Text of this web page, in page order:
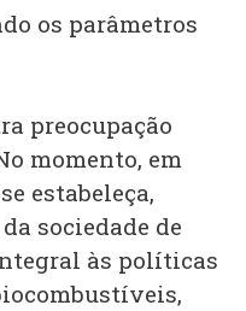
os parâmetros
preocupação
momento, em
estabeleça,
sociedade de
às políticas